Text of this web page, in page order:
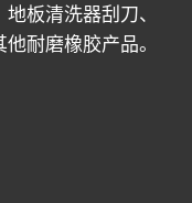
板清洗器刮刀、
耐磨橡胶产品。